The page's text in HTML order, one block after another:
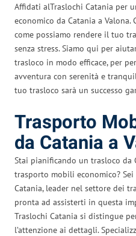
Affidati alTraslochi Catania per
economico da Catania a
come possiamo rendere il tuo
senza stress. Siamo qui per
trasloco in modo efficace, per
avventura con serenità e
tuo trasloco sarà un successo
Trasporto
da Catania a
Stai pianificando un trasloco da
trasporto mobili economico?
Catania, leader nel settore dei
pronta ad assisterti in questa
Traslochi Catania si distingue
l’attenzione ai dettagli.